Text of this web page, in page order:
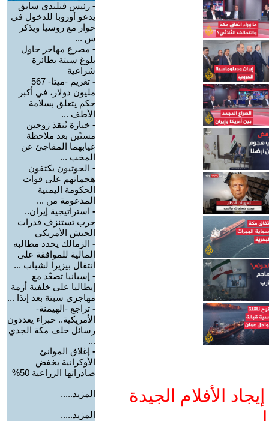
الأفلام الجيدة
- رئيس فنلندي سابق
يدعو أوروبا للدخول في
حوار مع روسيا ويذكر
س ...
- مصرع مهاجر حاول
بلوغ سبتة بطائرة
شراعية
-
تغريم -ميتا- 567
مليون دولار، في أكبر
حكم يتعلق بسلامة
الأطف ...
- خبازة تُنقذ زوجين
مسنّين بعد ملاحظة
غيابهما المفاجئ عن
المخب ...
- الحوثيون يكثفون
هجماتهم على قوات
الحكومة اليمنية
المدعومة من ...
- استراتيجية إيران..
حرب تستنزف قدرات
الجيش الأمريكي
- الزمالك يحدد مطالبه
المالية للموافقة على
انتقال بيزيرا لشباب ...
- إسبانيا تصعّد مع
إيطاليا على خلفية أزمة
مهاجري سبتة بعد إنذا ...
- تراجع -الهيمنة-
الأمريكية.. خبراء يعددون
رسائل حلف مكة الجدي
...
- إغلاق الموانئ
الأوكرانية يخفض
صادراتها الزراعية 50%
المزيد.....
المزيد.....